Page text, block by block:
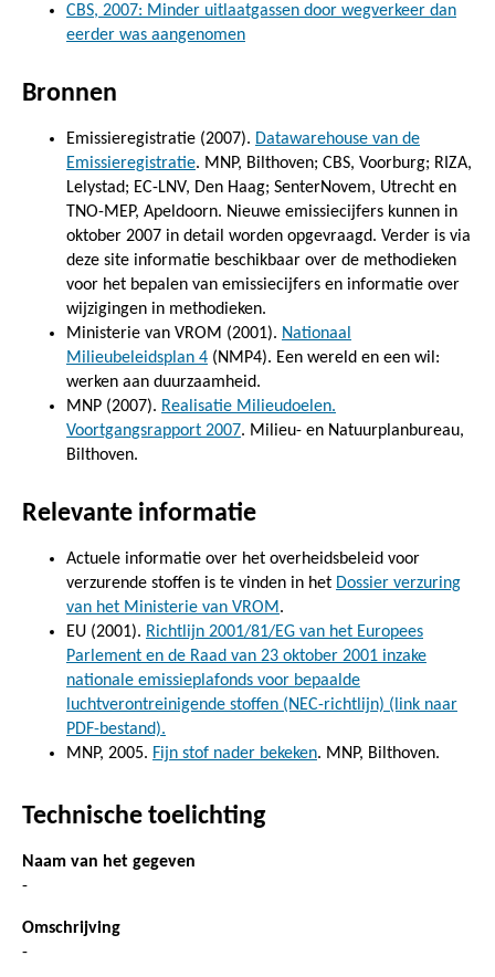
CBS, 2007: Minder uitlaatgassen door wegverkeer dan
eerder was aangenomen
Bronnen
Emissieregistratie (2007). Datawarehouse van de
Emissieregistratie. MNP, Bilthoven; CBS, Voorburg; RIZA,
Lelystad; EC-LNV, Den Haag; SenterNovem, Utrecht en
TNO-MEP, Apeldoorn. Nieuwe emissiecijfers kunnen in
oktober 2007 in detail worden opgevraagd. Verder is via
deze site informatie beschikbaar over de methodieken
voor het bepalen van emissiecijfers en informatie over
wijzigingen in methodieken.
Ministerie van VROM (2001). Nationaal
Milieubeleidsplan 4 (NMP4). Een wereld en een wil:
werken aan duurzaamheid.
MNP (2007). Realisatie Milieudoelen.
Voortgangsrapport 2007. Milieu- en Natuurplanbureau,
Bilthoven.
Relevante informatie
Actuele informatie over het overheidsbeleid voor
verzurende stoffen is te vinden in het Dossier verzuring
van het Ministerie van VROM.
EU (2001). Richtlijn 2001/81/EG van het Europees
Parlement en de Raad van 23 oktober 2001 inzake
nationale emissieplafonds voor bepaalde
luchtverontreinigende stoffen (NEC-richtlijn) (link naar
PDF-bestand).
MNP, 2005. Fijn stof nader bekeken. MNP, Bilthoven.
Technische toelichting
Naam van het gegeven
-
Omschrijving
-